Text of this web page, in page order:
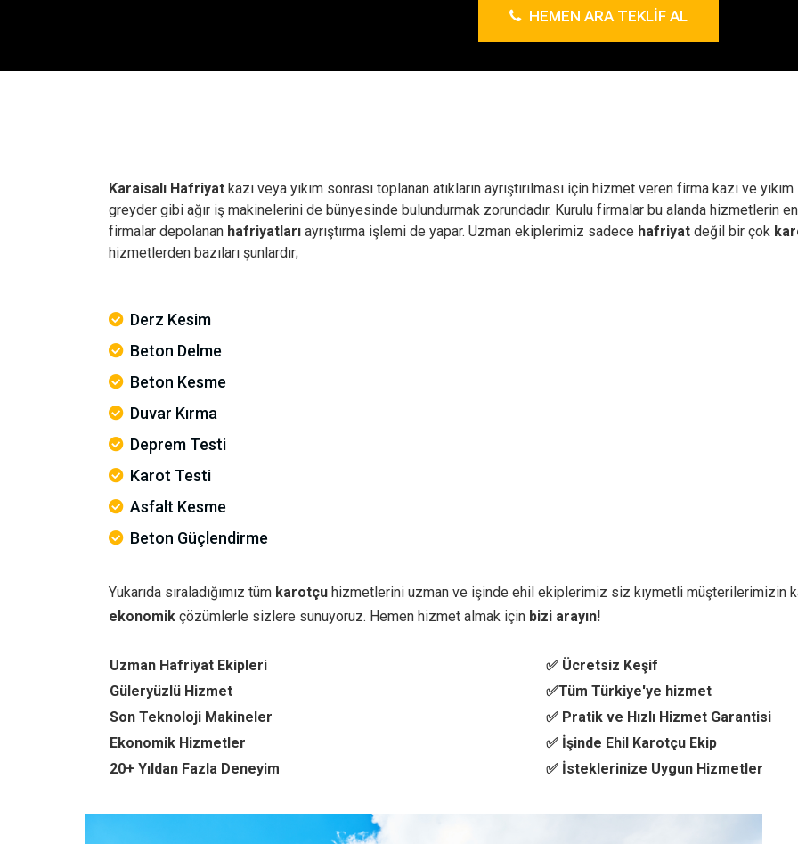
HEMEN ARA TEKLIF AL
Karaisalı Hafriyat kazı veya yıkım sonrası toplanan atıkların ayrıştırılması için hizmet veren firma kazı ve
greyder gibi ağır iş makinelerini de bünyesinde bulundurmak zorundadır. Kurulu firmalar bu alanda hizmetlerin
firmalar depolanan hafriyatları ayrıştırma işlemi de yapar. Uzman ekiplerimiz sadece hafriyat değil bir çok
hizmetlerden bazıları şunlardır;
Derz Kesim
Beton Delme
Beton Kesme
Duvar Kırma
Deprem Testi
Karot Testi
Asfalt Kesme
Beton Güçlendirme
Yukarıda sıraladığımız tüm karotçu hizmetlerini uzman ve işinde ehil ekiplerimiz siz kıymetli müşterilerimizin
ekonomik çözümlerle sizlere sunuyoruz. Hemen hizmet almak için bizi arayın!
Uzman Hafriyat Ekipleri
✅ Ücretsiz Keşif
Güleryüzlü Hizmet
✅Tüm Türkiye'ye hizmet
Son Teknoloji Makineler
✅ Pratik ve Hızlı Hizmet Garantisi
Ekonomik Hizmetler
✅ İşinde Ehil Karotçu Ekip
20+ Yıldan Fazla Deneyim
✅ İsteklerinize Uygun Hizmetler